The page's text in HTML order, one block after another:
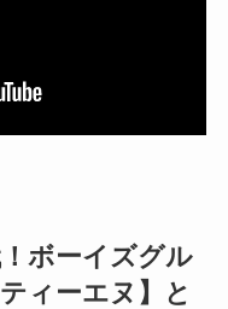
ボーイズグル
ィーエヌ 】と